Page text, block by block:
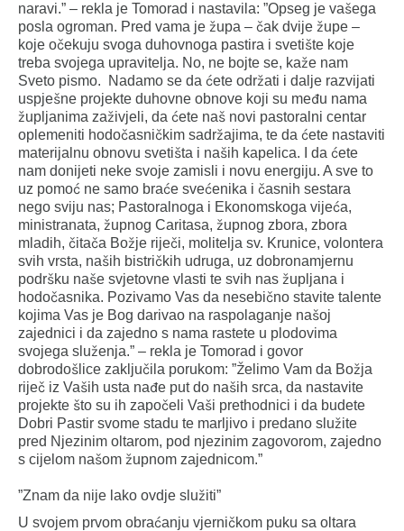
naravi.” – rekla je Tomorad i nastavila: ”Opseg je vašega
posla ogroman. Pred vama je župa – čak dvije župe –
koje očekuju svoga duhovnoga pastira i svetište koje
treba svojega upravitelja. No, ne bojte se, kaže nam
Sveto pismo. Nadamo se da ćete održati i dalje razvijati
uspješne projekte duhovne obnove koji su među nama
župljanima zaživjeli, da ćete naš novi pastoralni centar
oplemeniti hodočasničkim sadržajima, te da ćete nastaviti
materijalnu obnovu svetišta i naših kapelica. I da ćete
nam donijeti neke svoje zamisli i novu energiju. A sve to
uz pomoć ne samo braće svećenika i časnih sestara
nego sviju nas; Pastoralnoga i Ekonomskoga vijeća,
ministranata, župnog Caritasa, župnog zbora, zbora
mladih, čitača Božje riječi, molitelja sv. Krunice, volontera
svih vrsta, naših bistričkih udruga, uz dobronamjernu
podršku naše svjetovne vlasti te svih nas župljana i
hodočasnika. Pozivamo Vas da nesebično stavite talente
kojima Vas je Bog darivao na raspolaganje našoj
zajednici i da zajedno s nama rastete u plodovima
svojega služenja.” – rekla je Tomorad i govor
dobrodošlice zaključila porukom: ”Želimo Vam da Božja
riječ iz Vaših usta nađe put do naših srca, da nastavite
projekte što su ih započeli Vaši prethodnici i da budete
Dobri Pastir svome stadu te marljivo i predano služite
pred Njezinim oltarom, pod njezinim zagovorom, zajedno
s cijelom našom župnom zajednicom.”
”Znam da nije lako ovdje služiti”
U svojem prvom obraćanju vjerničkom puku sa oltara